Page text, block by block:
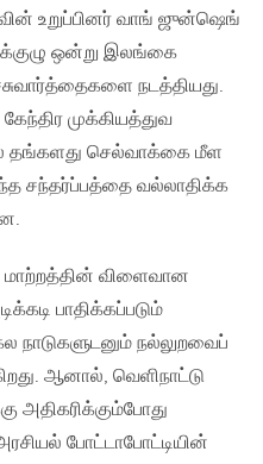
உறுப்பினர் வாங் ஜுன்ஷெங்
ஒன்று இலங்கை
நடத்தியது.
முக்கியத்துவ
தங்களது செல்வாக்கை மீள
சந்தர்ப்பத்தை வல்லாதிக்க
விளைவான
பாதிக்கப்படும்
நல்லுறவைப்
ஆனால், வெளிநாட்டு
அதிகரிக்கும்போது
போட்டாபோட்டியின்